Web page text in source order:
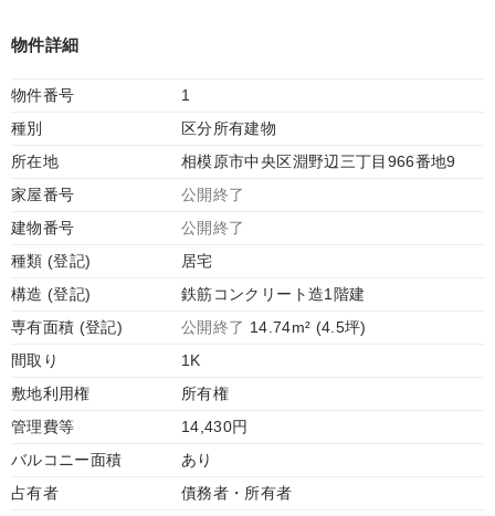
物件詳細
物件番号
1
種別
区分所有建物
所在地
相模原市中央区淵野辺三丁目966番地9
家屋番号
公開終了
建物番号
公開終了
種類 (登記)
居宅
構造 (登記)
鉄筋コンクリート造1階建
専有面積 (登記)
公開終了 14.74m² (4.5坪)
間取り
1K
敷地利用権
所有権
管理費等
14,430円
バルコニー面積
あり
占有者
債務者・所有者